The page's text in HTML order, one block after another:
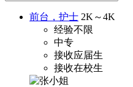
前台，护士 2K～4K
经验不限
中专
接收应届生
接收在校生